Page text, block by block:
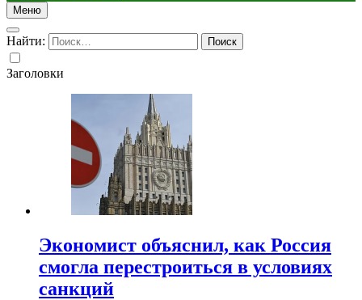
Меню
Найти:
Заголовки
Экономист объяснил, как Россия
смогла перестроиться в условиях
санкций